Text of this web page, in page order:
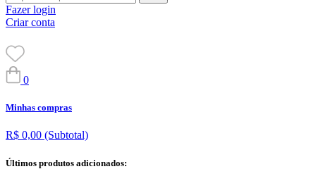
Fazer login
Criar conta
0
Minhas compras
R$ 0,00 (Subtotal)
Últimos produtos adicionados: